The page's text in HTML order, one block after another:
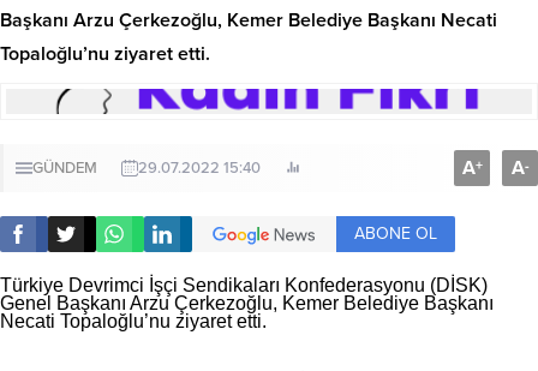
Başkanı Arzu Çerkezoğlu, Kemer Belediye Başkanı Necati
Topaloğlu’nu ziyaret etti.
GÜNDEM 29.07.2022 15:40 A+ A-
ABONE OL
Türkiye Devrimci İşçi Sendikaları Konfederasyonu (DİSK)
Genel Başkanı Arzu Çerkezoğlu, Kemer Belediye Başkanı
Necati Topaloğlu’nu ziyaret etti.